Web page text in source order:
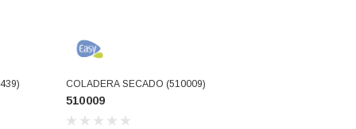
COLADERA SECADO (510009)
510009